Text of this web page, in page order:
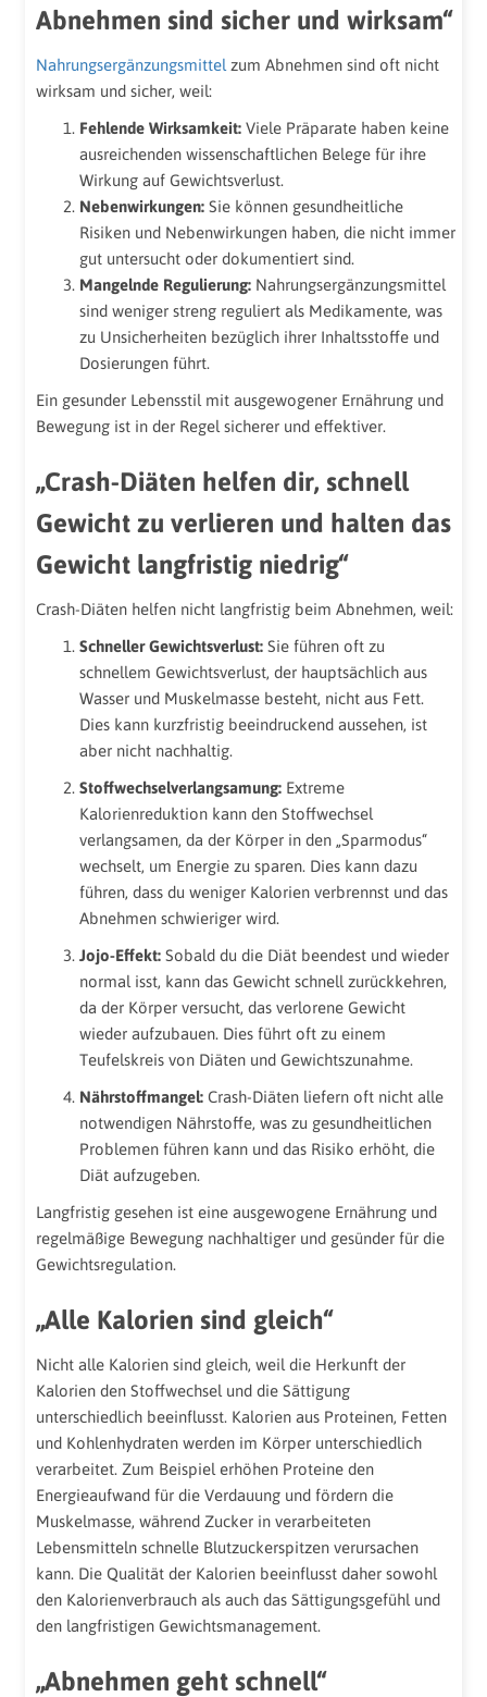
Abnehmen sind sicher und wirksam“
Nahrungsergänzungsmittel zum Abnehmen sind oft nicht
wirksam und sicher, weil:
Fehlende Wirksamkeit: Viele Präparate haben keine
ausreichenden wissenschaftlichen Belege für ihre
Wirkung auf Gewichtsverlust.
Nebenwirkungen: Sie können gesundheitliche
Risiken und Nebenwirkungen haben, die nicht immer
gut untersucht oder dokumentiert sind.
Mangelnde Regulierung: Nahrungsergänzungsmittel
sind weniger streng reguliert als Medikamente, was
zu Unsicherheiten bezüglich ihrer Inhaltsstoffe und
Dosierungen führt.
Ein gesunder Lebensstil mit ausgewogener Ernährung und
Bewegung ist in der Regel sicherer und effektiver.
„Crash-Diäten helfen dir, schnell
Gewicht zu verlieren und halten das
Gewicht langfristig niedrig“
Crash-Diäten helfen nicht langfristig beim Abnehmen, weil:
Schneller Gewichtsverlust: Sie führen oft zu
schnellem Gewichtsverlust, der hauptsächlich aus
Wasser und Muskelmasse besteht, nicht aus Fett.
Dies kann kurzfristig beeindruckend aussehen, ist
aber nicht nachhaltig.
Stoffwechselverlangsamung: Extreme
Kalorienreduktion kann den Stoffwechsel
verlangsamen, da der Körper in den „Sparmodus“
wechselt, um Energie zu sparen. Dies kann dazu
führen, dass du weniger Kalorien verbrennst und das
Abnehmen schwieriger wird.
Jojo-Effekt: Sobald du die Diät beendest und wieder
normal isst, kann das Gewicht schnell zurückkehren,
da der Körper versucht, das verlorene Gewicht
wieder aufzubauen. Dies führt oft zu einem
Teufelskreis von Diäten und Gewichtszunahme.
Nährstoffmangel: Crash-Diäten liefern oft nicht alle
notwendigen Nährstoffe, was zu gesundheitlichen
Problemen führen kann und das Risiko erhöht, die
Diät aufzugeben.
Langfristig gesehen ist eine ausgewogene Ernährung und
regelmäßige Bewegung nachhaltiger und gesünder für die
Gewichtsregulation.
„Alle Kalorien sind gleich“
Nicht alle Kalorien sind gleich, weil die Herkunft der
Kalorien den Stoffwechsel und die Sättigung
unterschiedlich beeinflusst. Kalorien aus Proteinen, Fetten
und Kohlenhydraten werden im Körper unterschiedlich
verarbeitet. Zum Beispiel erhöhen Proteine den
Energieaufwand für die Verdauung und fördern die
Muskelmasse, während Zucker in verarbeiteten
Lebensmitteln schnelle Blutzuckerspitzen verursachen
kann. Die Qualität der Kalorien beeinflusst daher sowohl
den Kalorienverbrauch als auch das Sättigungsgefühl und
den langfristigen Gewichtsmanagement.
„Abnehmen geht schnell“